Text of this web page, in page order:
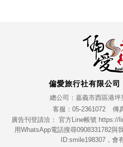
偏愛旅行社有限公
總公司：嘉義市西區港坪
客服：05-2361072
傳
廣告刊登請洽： 官方Line帳號 https://
用WhatsApp電話搜尋0908331782與
ID:smile198307，會